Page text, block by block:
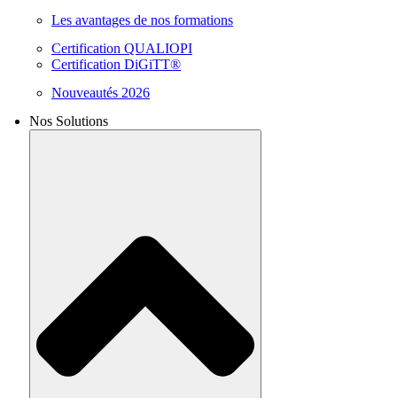
Les avantages de nos formations
Certification QUALIOPI
Certification DiGiTT®
Nouveautés 2026
Nos Solutions